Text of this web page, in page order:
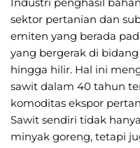
sektor pertanian dan
emiten yang berada
yang bergerak di
hingga hilir. Hal ini
sawit dalam 40 tahun
komoditas ekspor
Sawit sendiri tidak
minyak goreng, tetapi